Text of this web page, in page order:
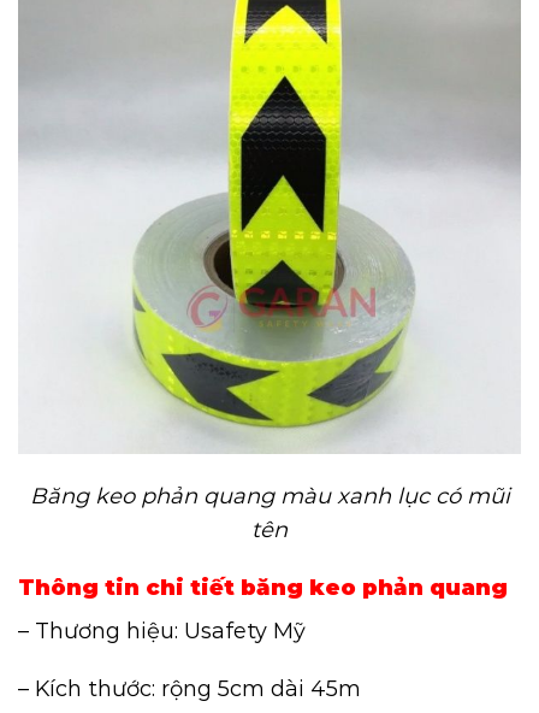
Băng keo phản quang màu xanh lục có mũi
tên
Thông tin chi tiết băng keo phản quang
– Thương hiệu: Usafety Mỹ
– Kích thước: rộng 5cm dài 45m